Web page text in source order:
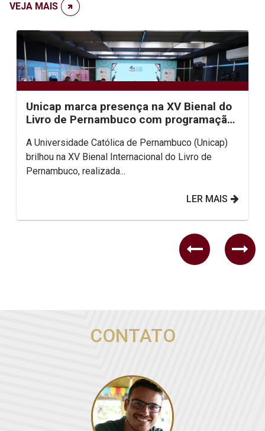
VEJA MAIS
Unicap marca presença na XV Bienal do
Livro de Pernambuco com programação
A Universidade Católica de Pernambuco (Unicap)
brilhou na XV Bienal Internacional do Livro de
Pernambuco, realizada...
LER MAIS
Previous
CONTATO